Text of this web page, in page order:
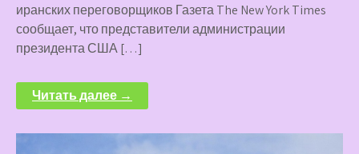
иранских переговорщиков Газета The New York Times
сообщает, что представители администрации
президента США […]
Читать далее →